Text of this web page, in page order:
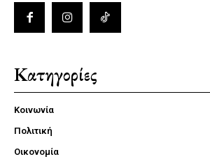
Κατηγορίες
Κοινωνία
Πολιτική
Οικονομία